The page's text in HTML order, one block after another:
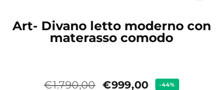
Art- Divano letto moderno con
materasso comodo
Prezzo
€1.790,00 Prezzo
€999,00 -44%